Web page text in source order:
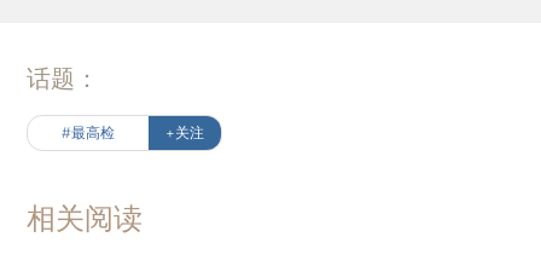
话题：
#最高检 +关注
相关阅读